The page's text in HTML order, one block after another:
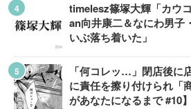
timelesz篠塚大輝「カウ
an向井康二＆なにわ男子
いぶ落ち着いた」
「何コレッ…」閉店後に
に責任を擦り付けられ「
があなたになるまで #10】